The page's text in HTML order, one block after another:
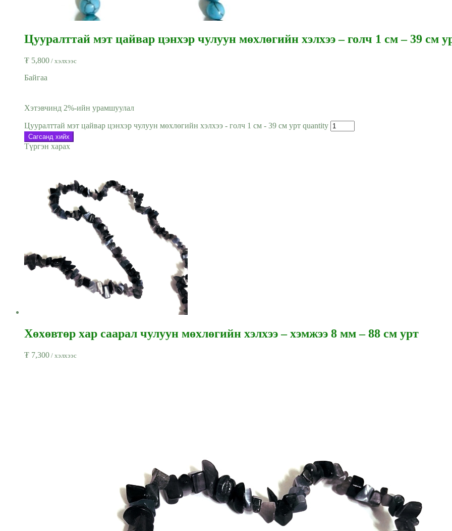
Цууралттай мэт цайвар цэнхэр чулуун мөхлөгийн хэлхээ – голч 1 см – 39 см
₮ 5,800 / хэлхээс
Байгаа
Хэтэвчинд 2%-ийн урамшуулал
Цууралттай мэт цайвар цэнхэр чулуун мөхлөгийн хэлхээ - голч 1 см - 39 см урт quantity
Сагсанд хийх
Түргэн харах
Хөхөвтөр хар саарал чулуун мөхлөгийн хэлхээ – хэмжээ 8 мм – 88 см урт
₮ 7,300 / хэлхээс